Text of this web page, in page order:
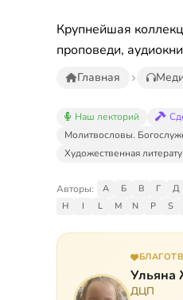
Крупнейшая
проповеди,
Главная
Наш лекторий
Молитвословы.
Художественная
Авторы: А Б В Г Д
H
I L M N P S
Ульяна
ДЦП